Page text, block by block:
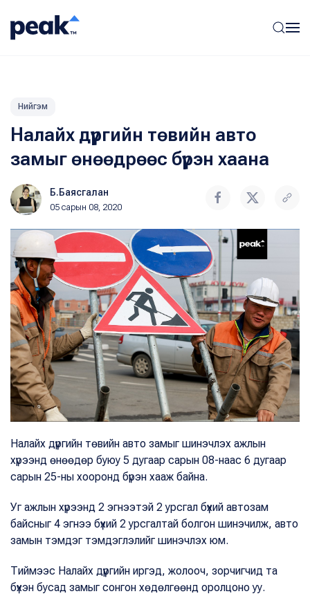
Нийгэм
Налайх дүүргийн төвийн авто
замыг өнөөдрөөс бүрэн хаана
Б.Баясгалан
05 сарын 08, 2020
Налайх дүүргийн төвийн авто замыг шинэчлэх ажлын
хүрээнд өнөөдөр буюу 5 дугаар сарын 08-наас 6 дугаар
сарын 25-ны хооронд бүрэн хааж байна.
Уг ажлын хүрээнд 2 эгнээтэй 2 урсгал бүхий автозам
байсныг 4 эгнээ бүхий 2 урсгалтай болгон шинэчилж, авто
замын тэмдэг тэмдэглэлийг шинэчлэх юм.
Тиймээс Налайх дүүргийн иргэд, жолооч, зорчигчид та
бүхэн бусад замыг сонгон хөдөлгөөнд оролцоно уу.